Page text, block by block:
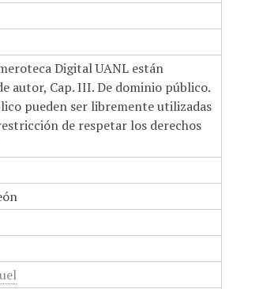
Digital UANL están
autor, Cap. III. De dominio público.
pueden ser libremente utilizadas
de respetar los derechos